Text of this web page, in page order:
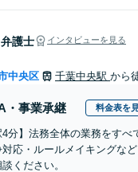
弁護士 インタビューを見る
中央区 千葉中央駅 から
・事業承継 料金表を
4分】法務全体の業務をす
応・ルールメイキングな
ください。